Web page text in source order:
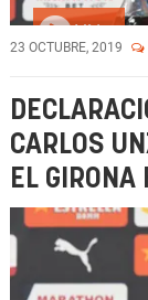
Vídeo
23 OCTUBRE, 2019
CARLOS
EL GIRONA